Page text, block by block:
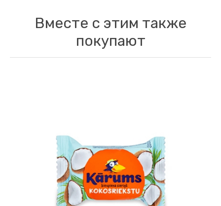
Вместе с этим также
покупают